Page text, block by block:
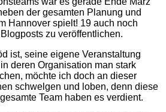
der gesamten Planung und
Hannover spielt! 19 auch noch
zu veröffentlichen.
ist, seine eigene Veranstaltung
deren Organisation man stark
möchte ich doch an dieser
schwelgen und loben, denn diese
Team haben es verdient.